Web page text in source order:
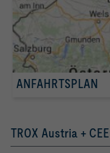
ANFAHRTSPLAN
TROX Austria +